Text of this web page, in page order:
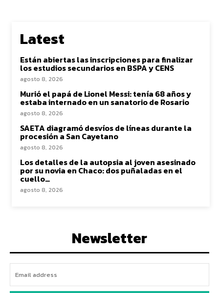
Latest
Están abiertas las inscripciones para finalizar
los estudios secundarios en BSPA y CENS
agosto 8, 2026
Murió el papá de Lionel Messi: tenía 68 años y
estaba internado en un sanatorio de Rosario
agosto 8, 2026
SAETA diagramó desvíos de líneas durante la
procesión a San Cayetano
agosto 8, 2026
Los detalles de la autopsia al joven asesinado
por su novia en Chaco: dos puñaladas en el
cuello…
agosto 8, 2026
Newsletter